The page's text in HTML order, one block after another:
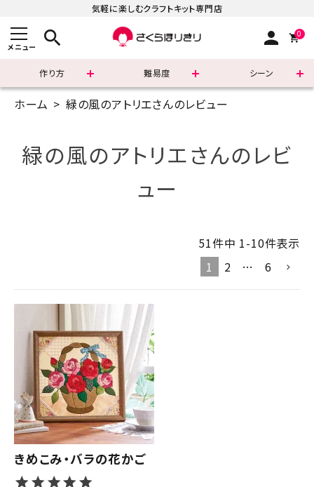
気軽に楽しむクラフトキット専門店
メニュー search person 0
作り方 難易度 シーン
まずはこちら
ジャンルで選ぶ
レビューを見る
コーポレートサイト
実店舗案内
デイサービス／
介護施設関係の方へ
ホーム 緑の風のアトリエさんのレビュー
緑の風のアトリエさんのレビ
ュー
51件中 1-10件表示
1
2 … 6
きめこみ・バラの花かご